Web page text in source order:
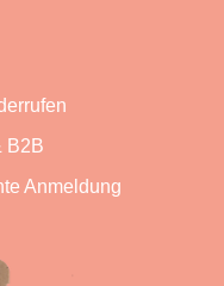
B2B
Anmeldung